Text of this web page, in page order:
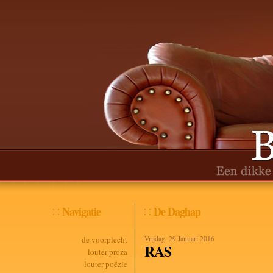
Navigatie
de voorplecht
louter proza
louter poëzie
De Daghap
Vrijdag, 29 Januari 2016
RAS